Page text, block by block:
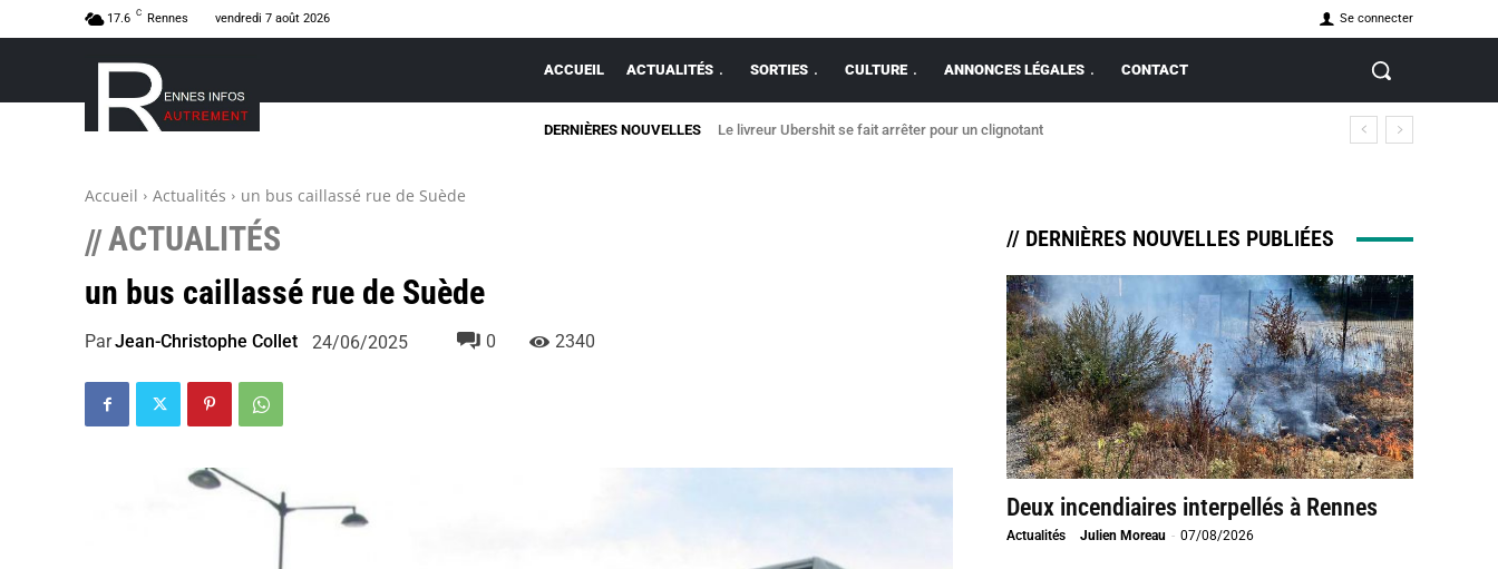
17.6 C Rennes vendredi 7 août 2026 Se connecter
ACCUEIL ACTUALITÉS SORTIES CULTURE ANNONCES LÉGALES CONTACT
DERNIÈRES NOUVELLES Le livreur Ubershit se fait arrêter pour un clignotant
Accueil Actualités un bus caillassé rue de Suède
//ACTUALITÉS
un bus caillassé rue de Suède
ParJean-Christophe Collet 24/06/2025 0 2340
// DERNIÈRES NOUVELLES PUBLIÉES
Deux incendiaires interpellés à Rennes
Actualités Julien Moreau - 07/08/2026